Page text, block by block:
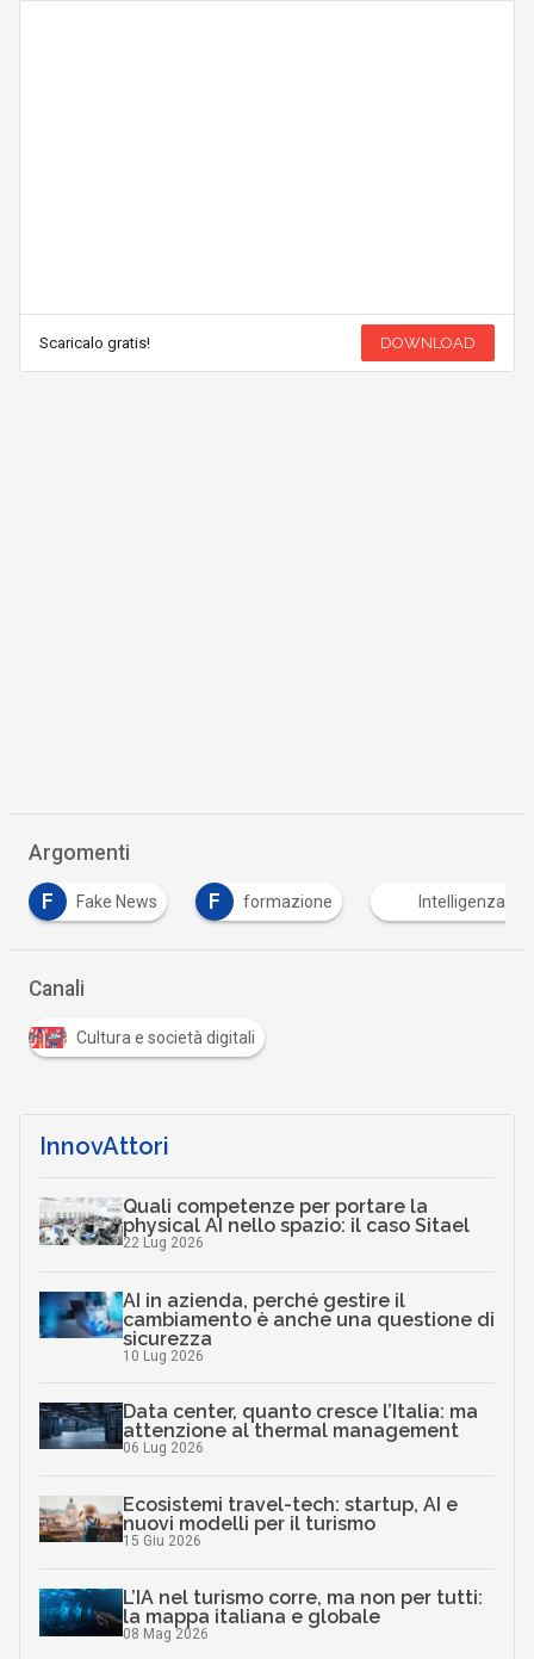
Scaricalo gratis! DOWNLOAD
Argomenti
F formazione Intelligenza Artificiale M
Canali
Cultura e società digitali
InnovAttori
Quali competenze per portare la
physical AI nello spazio: il caso Sitael
22 Lug 2026
AI in azienda, perché gestire il
cambiamento è anche una questione di
sicurezza
10 Lug 2026
Data center, quanto cresce l’Italia: ma
attenzione al thermal management
06 Lug 2026
Ecosistemi travel-tech: startup, AI e
nuovi modelli per il turismo
15 Giu 2026
L’IA nel turismo corre, ma non per tutti:
la mappa italiana e globale
08 Mag 2026